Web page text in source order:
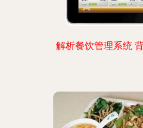
解析餐饮管理系统